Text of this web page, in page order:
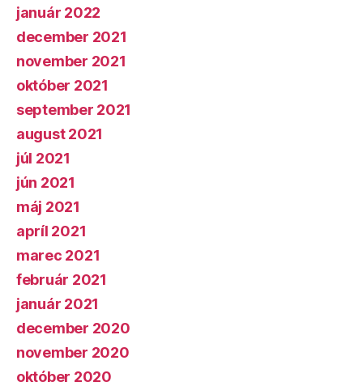
január 2022
december 2021
november 2021
október 2021
september 2021
august 2021
júl 2021
jún 2021
máj 2021
apríl 2021
marec 2021
február 2021
január 2021
december 2020
november 2020
október 2020